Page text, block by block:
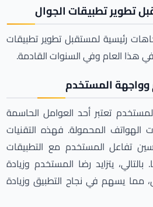
يلي، سنستعرض 5 اتجاهات رئيسية لمستقبل تطوير تطبيقات
في هذا العام وفي السنوات القادمة.
وواجهة المستخدم
تعتبر أحد العوامل الحاسمة
المحمولة. فهذه التقنيات
تفاعل المستخدم مع التطبيقات
يتزايد رضا المستخدم وزيادة
مما يسهم في نجاح التطبيق وزيادة